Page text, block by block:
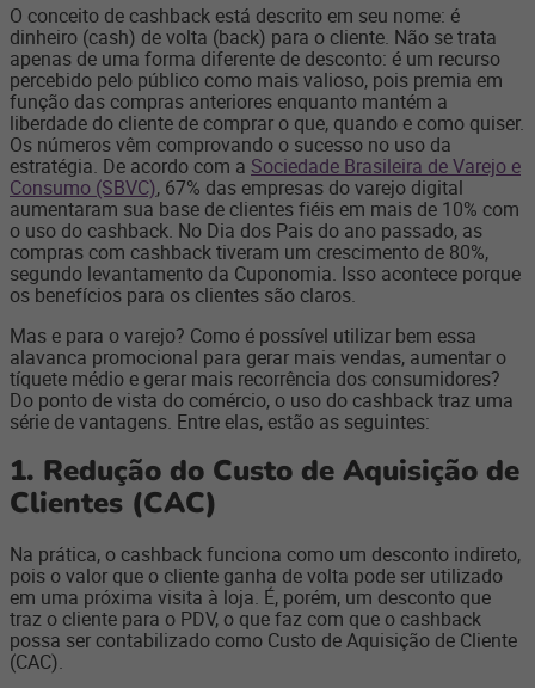
O conceito de cashback está descrito em seu nome: é
dinheiro (cash) de volta (back) para o cliente. Não se trata
apenas de uma forma diferente de desconto: é um recurso
percebido pelo público como mais valioso, pois premia em
função das compras anteriores enquanto mantém a
liberdade do cliente de comprar o que, quando e como quiser.
Os números vêm comprovando o sucesso no uso da
estratégia. De acordo com a Sociedade Brasileira de Varejo e
Consumo (SBVC), 67% das empresas do varejo digital
aumentaram sua base de clientes fiéis em mais de 10% com
o uso do cashback. No Dia dos Pais do ano passado, as
compras com cashback tiveram um crescimento de 80%,
segundo levantamento da Cuponomia. Isso acontece porque
os benefícios para os clientes são claros.
Mas e para o varejo? Como é possível utilizar bem essa
alavanca promocional para gerar mais vendas, aumentar o
tíquete médio e gerar mais recorrência dos consumidores?
Do ponto de vista do comércio, o uso do cashback traz uma
série de vantagens. Entre elas, estão as seguintes:
1. Redução do Custo de Aquisição de
Clientes (CAC)
Na prática, o cashback funciona como um desconto indireto,
pois o valor que o cliente ganha de volta pode ser utilizado
em uma próxima visita à loja. É, porém, um desconto que
traz o cliente para o PDV, o que faz com que o cashback
possa ser contabilizado como Custo de Aquisição de Cliente
(CAC).